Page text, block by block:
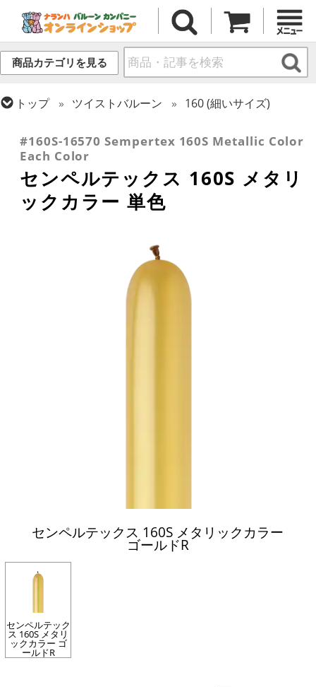
商品カテゴリを見る
トップ ツイストバルーン
160 (細いサイズ)
#160S-16570 Sempertex 160S Metallic Color
Each Color
センペルテックス 160S メタリ
ックカラー 単色
センペルテックス 160S メタリックカラー
ゴールドR
センペルテック
ス 160S メタリ
ックカラー ゴ
ールドR